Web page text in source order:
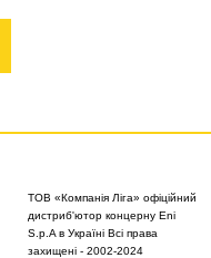
ТОВ «Компанія Ліга» офіційний
дистриб'ютор концерну Eni
S.p.A в Україні Всі права
захищені - 2002-2024